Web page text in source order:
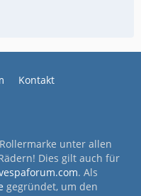
Kontakt
unter allen
Dies gilt auch für
. Als
gegründet, um den